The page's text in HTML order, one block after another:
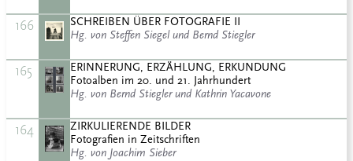
166
SCHREIBEN ÜBER FOTOGRAFIE II
Hg. von Steffen Siegel und Bernd Stiegler
165
ERINNERUNG, ERZÄHLUNG, ERKUNDUNG
Fotoalben im 20. und 21. Jahrhundert
Hg. von Bernd Stiegler und Kathrin Yacavone
164
ZIRKULIERENDE BILDER
Fotografien in Zeitschriften
Hg. von Joachim Sieber